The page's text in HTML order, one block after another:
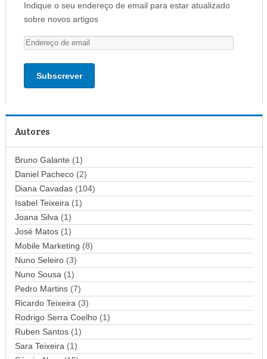
Indique o seu endereço de email para estar atualizado
sobre novos artigos
E
n
d
o
d
e
e
m
a
i
l
Autores
Bruno Galante (1)
Daniel Pacheco(2)
Diana Cavadas(104)
Isabel Teixeira(1)
Joana Silva(1)
José Matos(1)
Mobile Marketing (8)
Nuno Seleiro(3)
Nuno Sousa(1)
Pedro Martins(7)
Ricardo Teixeira(3)
Rodrigo Serra Coelho(1)
Ruben Santos(1)
Sara Teixeira(1)